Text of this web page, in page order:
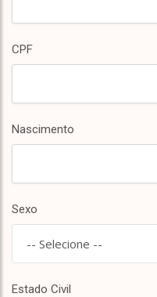
CPF
Nascimento
Sexo
-- Selecione --
Estado Civil